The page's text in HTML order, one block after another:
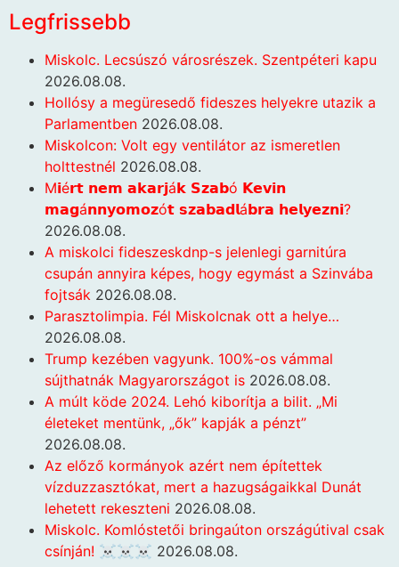
Legfrissebb
Miskolc. Lecsúszó városrészek. Szentpéteri kapu
2026.08.08.
Hollósy a megüresedő fideszes helyekre utazik a
Parlamentben 2026.08.08.
Miskolcon: Volt egy ventilátor az ismeretlen
holttestnél 2026.08.08.
M𝗶é𝗿𝘁 𝗻𝗲𝗺 𝗮𝗸𝗮𝗿𝗷á𝗸 𝗦𝘇𝗮𝗯ó 𝗞𝗲𝘃𝗶𝗻
𝗺𝗮𝗴á𝗻𝗻𝘆𝗼𝗺𝗼𝘇ó𝘁 𝘀𝘇𝗮𝗯𝗮𝗱𝗹á𝗯𝗿𝗮 𝗵𝗲𝗹𝘆𝗲𝘇𝗻𝗶?
2026.08.08.
A miskolci fideszeskdnp-s jelenlegi garnitúra
csupán annyira képes, hogy egymást a Szinvába
fojtsák 2026.08.08.
Parasztolimpia. Fél Miskolcnak ott a helye…
2026.08.08.
Trump kezében vagyunk. 100%-os vámmal
sújthatnák Magyarországot is 2026.08.08.
A múlt köde 2024. Lehó kiborítja a bilit. „Mi
életeket mentünk, „ők” kapják a pénzt”
2026.08.08.
Az előző kormányok azért nem építettek
vízduzzasztókat, mert a hazugságaikkal Dunát
lehetett rekeszteni 2026.08.08.
Miskolc. Komlóstetői bringaúton országútival csak
csínján! ☠️☠️☠️ 2026.08.08.